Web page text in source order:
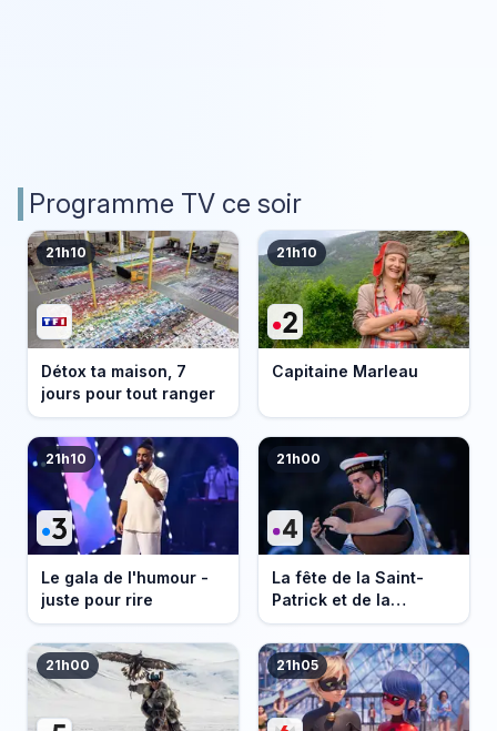
Programme TV ce soir
21h10
Détox ta maison, 7
jours pour tout ranger
21h10
Capitaine Marleau
21h10
Le gala de l'humour -
juste pour rire
21h00
La fête de la Saint-
Patrick et de la
Bretagne
21h00 21h05